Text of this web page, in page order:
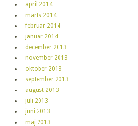
april 2014
marts 2014
februar 2014
januar 2014
december 2013
november 2013
oktober 2013
september 2013
august 2013
juli 2013
juni 2013
maj 2013